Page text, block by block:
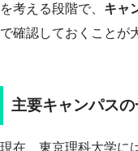
を考える段階で、 キャ
で確認しておくことが
主要キャンパス
現在、東京理科大学に